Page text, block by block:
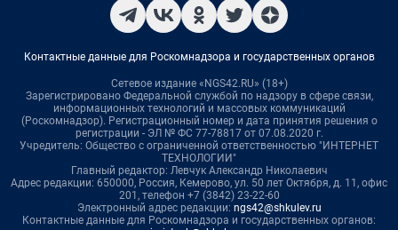
Контактные данные для Роскомнадзора и государственных органов
Сетевое издание «NGS42.RU» (18+)
Зарегистрировано Федеральной службой по надзору в сфере связи,
информационных технологий и массовых коммуникаций
(Роскомнадзор). Регистрационный номер и дата принятия решения о
регистрации - ЭЛ № ФС 77-78817 от 07.08.2020 г.
Учредитель: Общество с ограниченной ответственностью "ИНТЕРНЕТ
ТЕХНОЛОГИИ"
Главный редактор: Левчук Александр Николаевич
Адрес редакции: 650000, Россия, Кемерово, ул. 50 лет Октября, д. 11, офис
201, телефон +7 (3842) 23-22-60
Электронный адрес редакции: ngs42@shkulev.ru
Контактные данные для Роскомнадзора и государственных органов: